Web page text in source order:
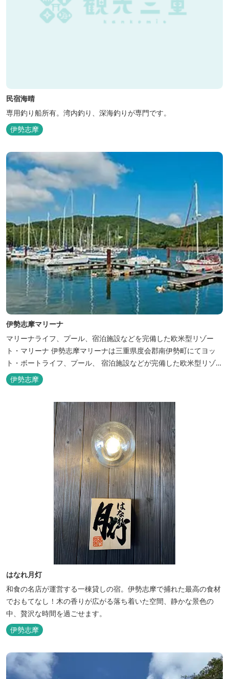
民宿海晴
専用釣り船所有。湾内釣り、深海釣りが専門です。
伊勢志摩
伊勢志摩マリーナ
マリーナライフ、プール、宿泊施設などを完備した欧米型リゾー
ト・マリーナ 伊勢志摩マリーナは三重県度会郡南伊勢町にてヨッ
ト・ボートライフ、プール、 宿泊施設などが完備した欧米型リゾー
ト・マリーナの管理・運営を行っております。
伊勢志摩
はなれ月灯
和食の名店が運営する一棟貸しの宿。伊勢志摩で捕れた最高の食材
でおもてなし！木の香りが広がる落ち着いた空間、静かな景色の
中、贅沢な時間を過ごせます。
伊勢志摩